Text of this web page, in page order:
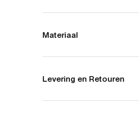
Materiaal
Levering en Retouren